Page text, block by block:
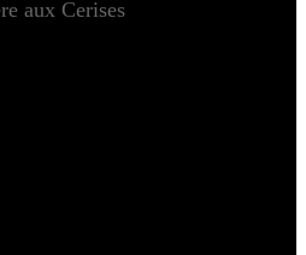
aux Cerises